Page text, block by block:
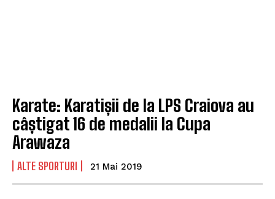
Karate: Karatișii de la LPS Craiova au
câștigat 16 de medalii la Cupa
Arawaza
ALTE SPORTURI 21 Mai 2019